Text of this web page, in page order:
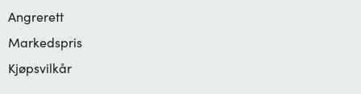
Angrerett
Markedspris
Kjøpsvilkår